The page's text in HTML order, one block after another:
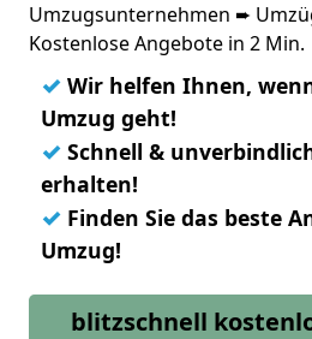
Umzugsunternehmen ➨
Kostenlose Angebote in 2 Min.
✓ Wir helfen Ihnen,
Umzug geht!
✓ Schnell &
erhalten!
✓ Finden Sie das beste
Umzug!
blitzschnell